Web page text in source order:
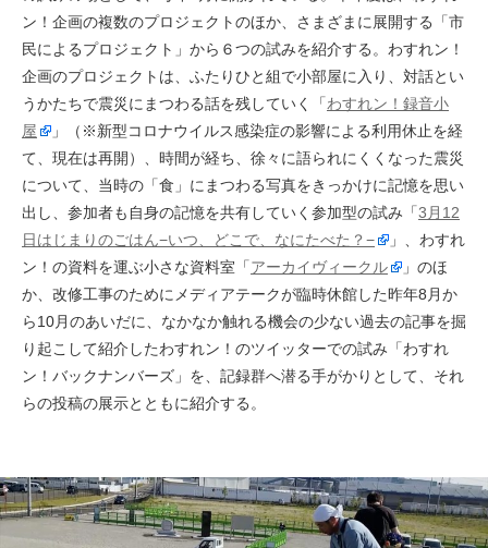
ン！企画の複数のプロジェクトのほか、さまざまに展開する「市
民によるプロジェクト」から６つの試みを紹介する。わすれン！
企画のプロジェクトは、ふたりひと組で小部屋に入り、対話とい
うかたちで震災にまつわる話を残していく「わすれン！録音小
屋
」（※新型コロナウイルス感染症の影響による利用休止を経
て、現在は再開）、時間が経ち、徐々に語られにくくなった震災
について、当時の「食」にまつわる写真をきっかけに記憶を思い
出し、参加者も自身の記憶を共有していく参加型の試み「3月12
日はじまりのごはん−いつ、どこで、なにたべた？−
」、わすれ
ン！の資料を運ぶ小さな資料室「アーカイヴィークル
」のほ
か、改修工事のためにメディアテークが臨時休館した昨年8月か
ら10月のあいだに、なかなか触れる機会の少ない過去の記事を掘
り起こして紹介したわすれン！のツイッターでの試み「わすれ
ン！バックナンバーズ」を、記録群へ潜る手がかりとして、それ
らの投稿の展示とともに紹介する。